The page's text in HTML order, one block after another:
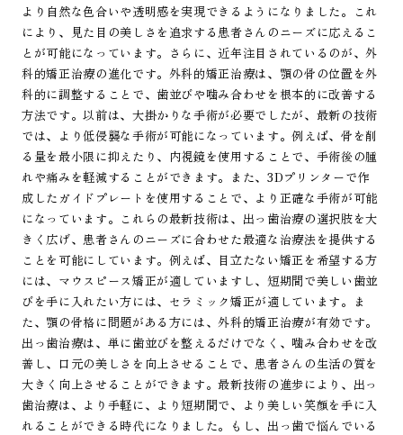
より自然な色合いや透明感を実現できるようになりました。これ
により、見た目の美しさを追求する患者さんのニーズに応えるこ
とが可能になっています。さらに、近年注目されているのが、外
科的矯正治療の進化です。外科的矯正治療は、顎の骨の位置を外
科的に調整することで、歯並びや噛み合わせを根本的に改善する
方法です。以前は、大掛かりな手術が必要でしたが、最新の技術
では、より低侵襲な手術が可能になっています。例えば、骨を削
る量を最小限に抑えたり、内視鏡を使用することで、手術後の腫
れや痛みを軽減することができます。また、3Dプリンターで作
成したガイドプレートを使用することで、より正確な手術が可能
になっています。これらの最新技術は、出っ歯治療の選択肢を大
きく広げ、患者さんのニーズに合わせた最適な治療法を提供する
ことを可能にしています。例えば、目立たない矯正を希望する方
には、マウスピース矯正が適していますし、短期間で美しい歯並
びを手に入れたい方には、セラミック矯正が適しています。ま
た、顎の骨格に問題がある方には、外科的矯正治療が有効です。
出っ歯治療は、単に歯並びを整えるだけでなく、噛み合わせを改
善し、口元の美しさを向上させることで、患者さんの生活の質を
大きく向上させることができます。最新技術の進歩により、出っ
歯治療は、より手軽に、より短期間で、より美しい笑顔を手に入
れることができる時代になりました。もし、出っ歯で悩んでいる